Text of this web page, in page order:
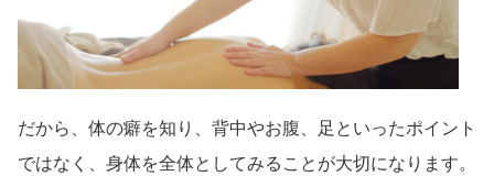
だから、体の癖を知り、背中やお腹、足といったポイント
ではなく、身体を全体としてみることが大切になります。